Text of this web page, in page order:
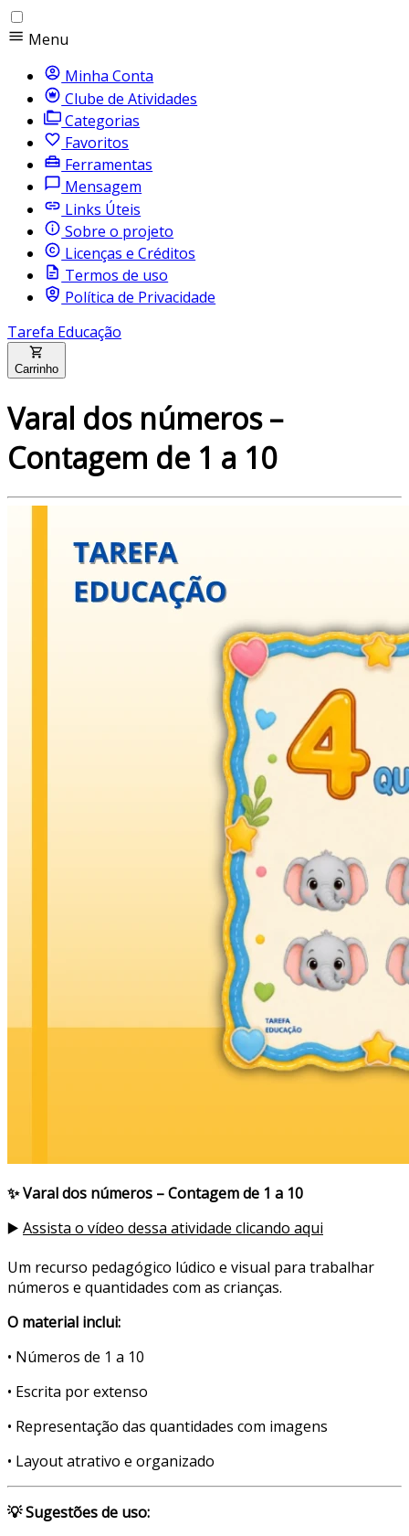
Menu
Minha Conta
Clube de Atividades
Categorias
Favoritos
Ferramentas
Mensagem
Links Úteis
Sobre o projeto
Licenças e Créditos
Termos de uso
Política de Privacidade
Tarefa Educação
Carrinho
Varal dos números –
Contagem de 1 a 10
✨ Varal dos números – Contagem de 1 a 10
▶️ Assista o vídeo dessa atividade clicando aqui
Um recurso pedagógico lúdico e visual para trabalhar
números e quantidades com as crianças.
O material inclui:
• Números de 1 a 10
• Escrita por extenso
• Representação das quantidades com imagens
• Layout atrativo e organizado
💡 Sugestões de uso: